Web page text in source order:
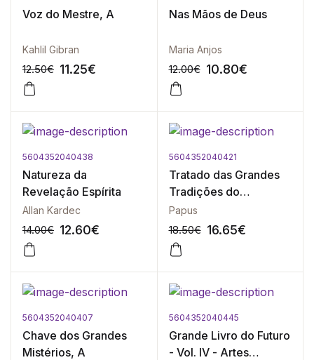
Voz do Mestre, A
Kahlil Gibran
12.50€ 11.25€
Nas Mãos de Deus
Maria Anjos
12.00€ 10.80€
5604352040438
Natureza da
Revelação Espírita
Allan Kardec
14.00€ 12.60€
5604352040421
Tratado das Grandes
Tradições do
Ocultismo
Papus
18.50€ 16.65€
5604352040407
Chave dos Grandes
Mistérios, A
5604352040445
Grande Livro do Futuro
- Vol. IV - Artes